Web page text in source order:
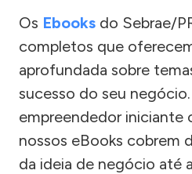
Os Ebooks do Sebrae/
completos que
aprofundada sobre
sucesso do seu
empreendedor iniciante
nossos eBooks cobrem
da ideia de negócio até